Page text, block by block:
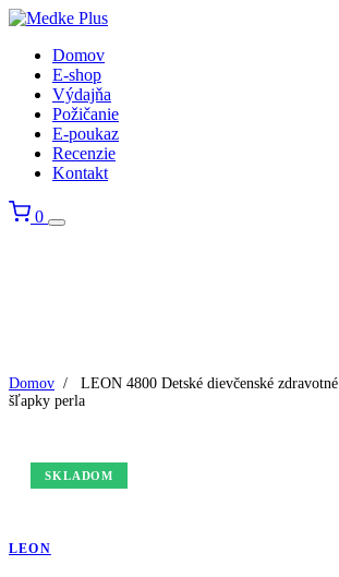
Domov
E-shop
Výdajňa
Požičanie
E-poukaz
Recenzie
Kontakt
0
Domov /
LEON 4800 Detské dievčenské
šľapky perla
SKLADOM
LEON